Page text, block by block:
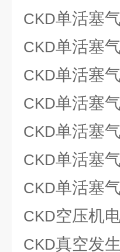
CKD单活塞
CKD单活塞
CKD单活塞
CKD单活塞
CKD单活塞
CKD单活塞
CKD单活塞
CKD空压机
CKD真空发